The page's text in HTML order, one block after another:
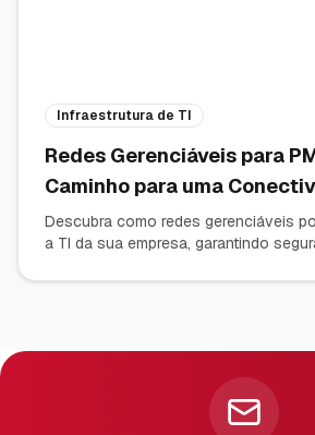
Infraestrutura de TI
Redes Gerenciáveis para
Caminho para uma
Inteligente com TP-Link
Descubra como redes gerenciáveis
a TI da sua empresa, garantindo
TP-Link Omada é a escolha ideal para